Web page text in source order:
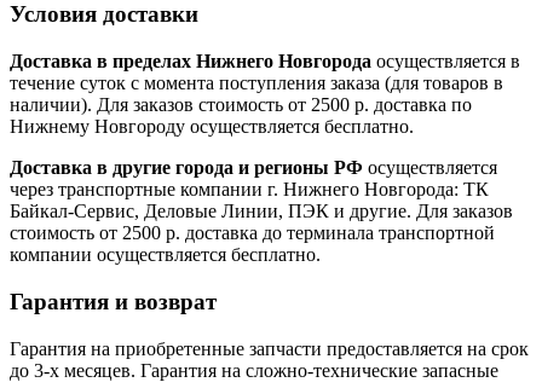
Условия доставки
Доставка в пределах Нижнего Новгорода осуществляется в
течение суток с момента поступления заказа (для товаров в
наличии). Для заказов стоимость от 2500 р. доставка по
Нижнему Новгороду осуществляется бесплатно.
Доставка в другие города и регионы РФ осуществляется
через транспортные компании г. Нижнего Новгорода: ТК
Байкал-Сервис, Деловые Линии, ПЭК и другие. Для заказов
стоимость от 2500 р. доставка до терминала транспортной
компании осуществляется бесплатно.
Гарантия и возврат
Гарантия на приобретенные запчасти предоставляется на срок
до 3-х месяцев. Гарантия на сложно-технические запасные